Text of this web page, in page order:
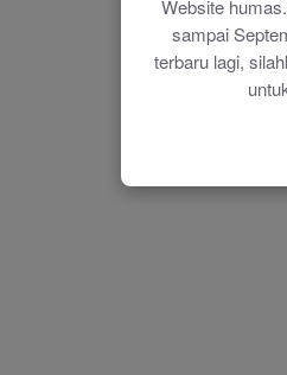
Website
sampai
terbaru lagi,